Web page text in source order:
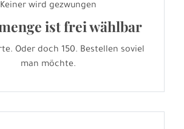
Keiner wird gezwungen
ist frei wählbar
Oder doch 150. Bestellen soviel
man möchte.